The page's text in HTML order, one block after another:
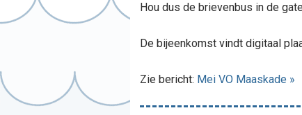
Hou dus de brievenbus in de
De bijeenkomst vindt digitaal
Zie bericht: Mei VO Maaskade »